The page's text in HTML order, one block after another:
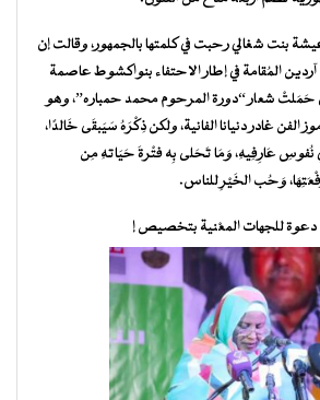
بنت شغالي رحبت في كلمتها بالجمهور، وقالت إن
المُقامة في إطار الاحتفاء بنواكشوط عاصمة
حَمَلتْ شعار “دورة المرحوم محمد حمباره”، وهو
غادر دنيانا الفانية، ولكن ذِكْرَهُ سَيَبقَى خَالدًا،
نُفوسِ عَارِفِيهِ، وَمَا تَحَلى بِه فتْرةَ حَيَاتهِ مِن
وَحُب الخَيْرِ للناس.
للجهات المعْنية بتخصيص إ